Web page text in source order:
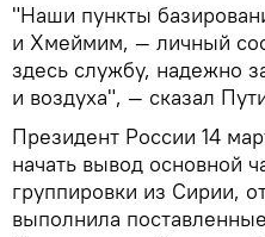
"Наши пункты
и Хмеймим, — личный
здесь службу, надежно
и воздуха", — сказал
Президент России 14
начать вывод основной
группировки из Сирии,
выполнила